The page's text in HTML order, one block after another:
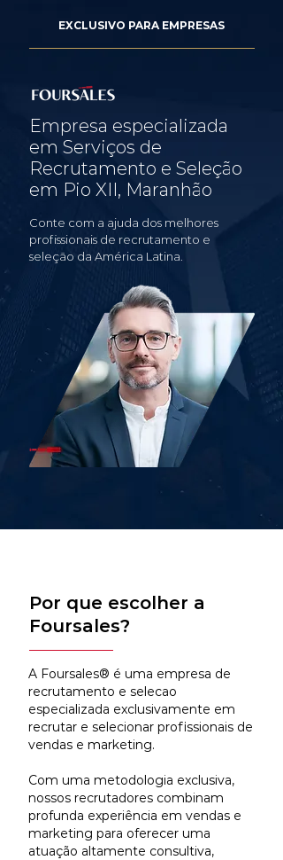
EXCLUSIVO PARA EMPRESAS
Empresa especializada
em Serviços de
Recrutamento e Seleção
em Pio XII, Maranhão
Conte com a ajuda dos melhores
profissionais de recrutamento e
seleção da América Latina.
Por que escolher a
Foursales?
A Foursales® é uma empresa de
recrutamento e selecao
especializada exclusivamente em
recrutar e selecionar profissionais de
vendas e marketing.
Com uma metodologia exclusiva,
nossos recrutadores combinam
profunda experiência em vendas e
marketing para oferecer uma
atuação altamente consultiva,